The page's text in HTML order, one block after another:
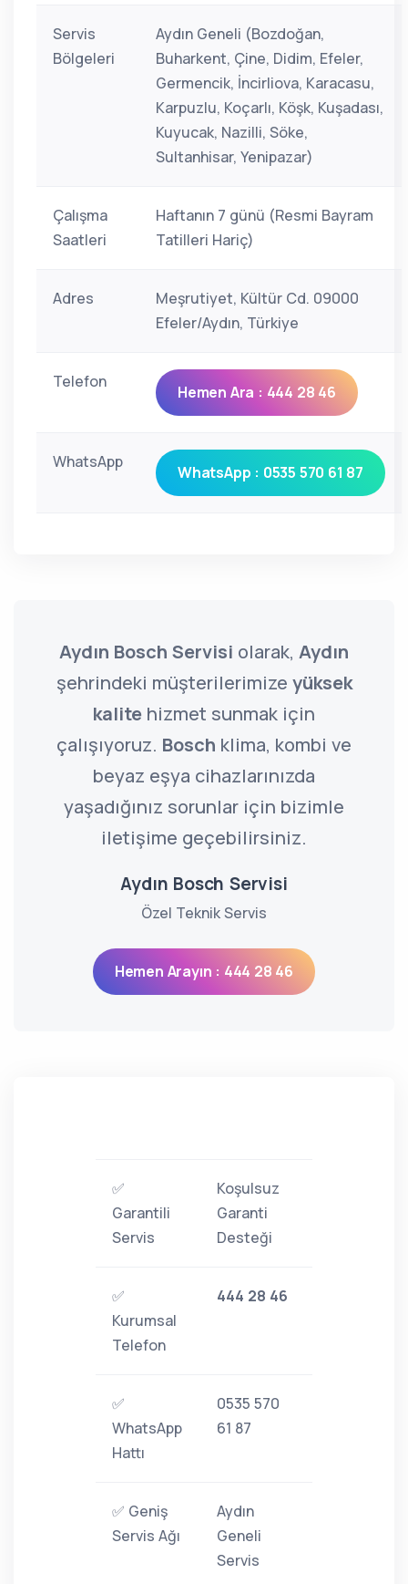
Servis
Bölgeleri
Aydın Geneli (Bozdoğan,
Buharkent, Çine, Didim, Efeler,
Germencik, İncirliova, Karacasu,
Karpuzlu, Koçarlı, Köşk, Kuşadası,
Kuyucak, Nazilli, Söke,
Sultanhisar, Yenipazar)
Çalışma
Saatleri
Haftanın 7 günü (Resmi Bayram
Tatilleri Hariç)
Adres
Meşrutiyet, Kültür Cd. 09000
Efeler/Aydın, Türkiye
Telefon
Hemen Ara : 444 28 46
WhatsApp
WhatsApp : 0535 570 61 87
Aydın Bosch Servisi olarak, Aydın
şehrindeki müşterilerimize yüksek
kalite hizmet sunmak için
çalışıyoruz. Bosch klima, kombi ve
beyaz eşya cihazlarınızda
yaşadığınız sorunlar için bizimle
iletişime geçebilirsiniz.
Aydın Bosch Servisi
Özel Teknik Servis
Hemen Arayın : 444 28 46
✅
Garantili
Servis
Koşulsuz
Garanti
Desteği
✅
Kurumsal
Telefon
444 28 46
✅
WhatsApp
Hattı
0535 570
61 87
✅ Geniş
Servis Ağı
Aydın
Geneli
Servis